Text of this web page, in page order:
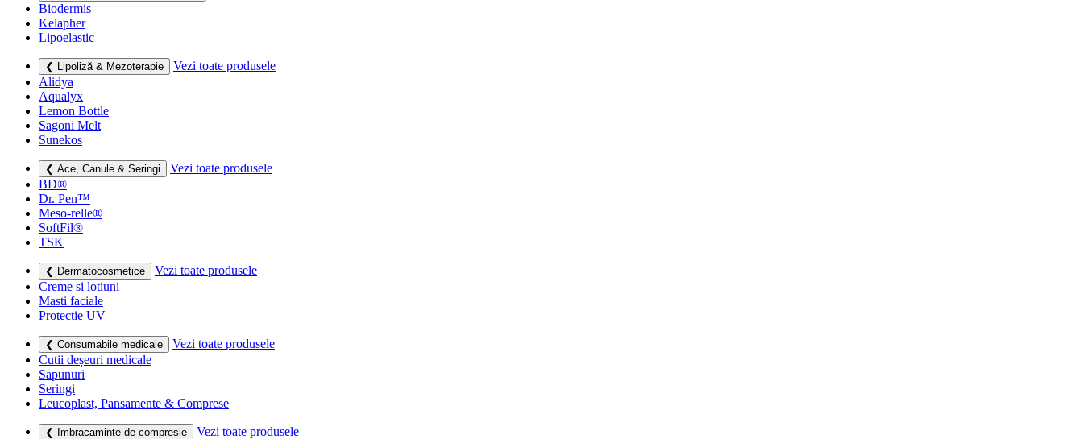
Biodermis
Kelapher
Lipoelastic
❮ Lipoliză & Mezoterapie
Vezi toate produsele
Alidya
Aqualyx
Lemon Bottle
Sagoni Melt
Sunekos
❮ Ace, Canule & Seringi
Vezi toate produsele
BD®
Dr. Pen™
Meso-relle®
SoftFil®
TSK
❮ Dermatocosmetice
Vezi toate produsele
Creme si lotiuni
Masti faciale
Protectie UV
❮ Consumabile medicale
Vezi toate produsele
Cutii deșeuri medicale
Sapunuri
Seringi
Leucoplast, Pansamente & Comprese
❮ Imbracaminte de compresie
Vezi toate produsele